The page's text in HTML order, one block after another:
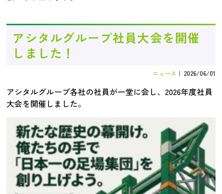
アシタルグループ社員大会を開催
しました！
ニュース ｜ 2026/06/01
アシタルグループ各社の社員が一堂に会し、2026年度社員
大会を開催しました。